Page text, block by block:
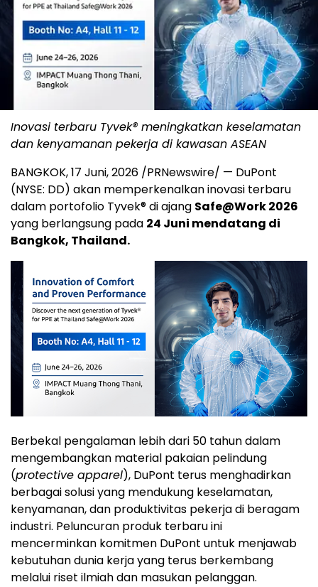
Inovasi terbaru Tyvek® meningkatkan keselamatan
dan kenyamanan pekerja di kawasan ASEAN
BANGKOK,17 Juni, 2026 /PRNewswire/ — DuPont
(NYSE: DD) akan memperkenalkan inovasi terbaru
dalam portofolio Tyvek® di ajang Safe@Work 2026
yang berlangsung pada 24 Juni mendatang di
Bangkok, Thailand.
Berbekal pengalaman lebih dari 50 tahun dalam
mengembangkan material pakaian pelindung
(protective apparel), DuPont terus menghadirkan
berbagai solusi yang mendukung keselamatan,
kenyamanan, dan produktivitas pekerja di beragam
industri. Peluncuran produk terbaru ini
mencerminkan komitmen DuPont untuk menjawab
kebutuhan dunia kerja yang terus berkembang
melalui riset ilmiah dan masukan pelanggan.